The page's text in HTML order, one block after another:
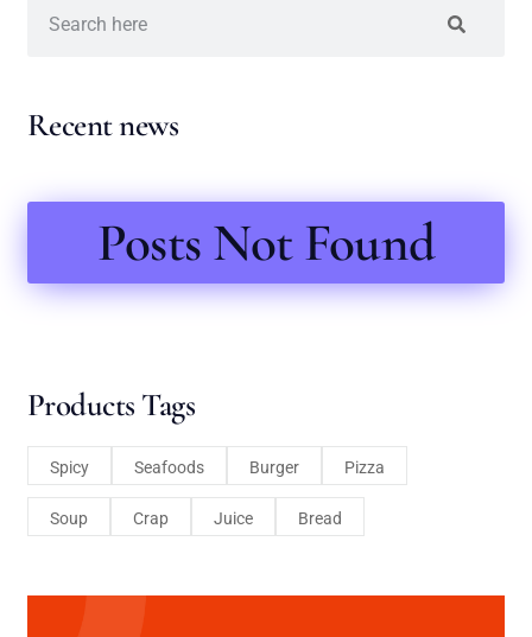
Recent news
Posts Not Found
Products Tags
Spicy Seafoods Burger Pizza
Soup Crap Juice Bread